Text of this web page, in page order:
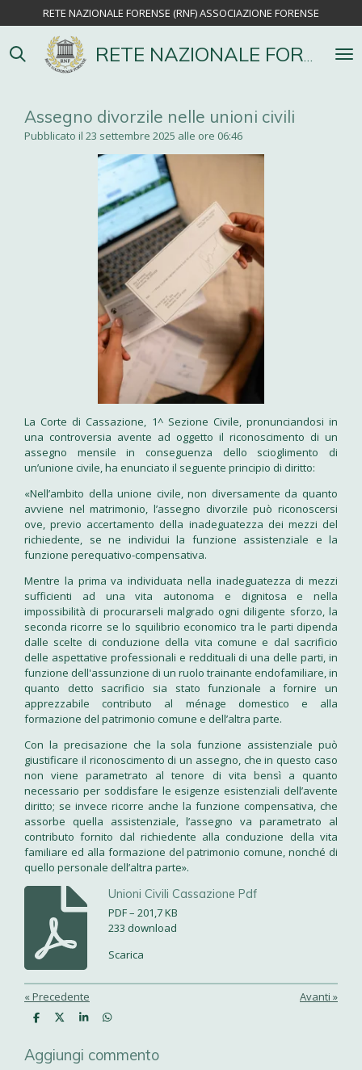
contenuto
principale
RETE NAZIONALE FORENSE
RETE NAZIONALE FORENSE (RNF) ASSOCIAZIONE FORENSE
Assegno divorzile nelle unioni civili
Pubblicato il 23 settembre 2025 alle ore 06:46
La Corte di Cassazione, 1^ Sezione Civile, pronunciandosi in
una controversia avente ad oggetto il riconoscimento di un
assegno mensile in conseguenza dello scioglimento di
un’unione civile, ha enunciato il seguente principio di diritto:
«Nell’ambito della unione civile, non diversamente da quanto
avviene nel matrimonio, l’assegno divorzile può riconoscersi
ove, previo accertamento della inadeguatezza dei mezzi del
richiedente, se ne individui la funzione assistenziale e la
funzione perequativo-compensativa.
Mentre la prima va individuata nella inadeguatezza di mezzi
sufficienti ad una vita autonoma e dignitosa e nella
impossibilità di procurarseli malgrado ogni diligente sforzo, la
seconda ricorre se lo squilibrio economico tra le parti dipenda
dalle scelte di conduzione della vita comune e dal sacrificio
delle aspettative professionali e reddituali di una delle parti, in
funzione dell'assunzione di un ruolo trainante endofamiliare, in
quanto detto sacrificio sia stato funzionale a fornire un
apprezzabile contributo al ménage domestico e alla
formazione del patrimonio comune e dell’altra parte.
Con la precisazione che la sola funzione assistenziale può
giustificare il riconoscimento di un assegno, che in questo caso
non viene parametrato al tenore di vita bensì a quanto
necessario per soddisfare le esigenze esistenziali dell’avente
diritto; se invece ricorre anche la funzione compensativa, che
assorbe quella assistenziale, l’assegno va parametrato al
contributo fornito dal richiedente alla conduzione della vita
familiare ed alla formazione del patrimonio comune, nonché di
quello personale dell’altra parte».
Unioni Civili Cassazione Pdf
PDF – 201,7 KB
233 download
Scarica
«Precedente Avanti »
C
d
i
C
d
i
C
d
i
C
d
i
Aggiungi commento